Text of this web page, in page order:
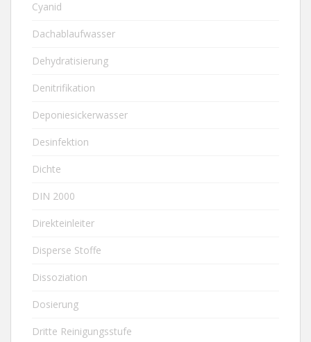
Cyanid
Dachablaufwasser
Dehydratisierung
Denitrifikation
Deponiesickerwasser
Desinfektion
Dichte
DIN 2000
Direkteinleiter
Disperse Stoffe
Dissoziation
Dosierung
Dritte Reinigungsstufe